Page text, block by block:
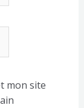
mon site